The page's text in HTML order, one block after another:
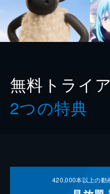
無料トライ
2つの特典
420,000本以上の動